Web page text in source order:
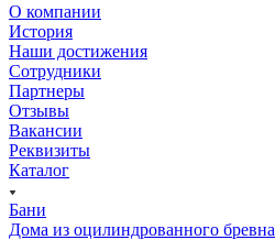
О компании
История
Наши достижения
Сотрудники
Партнеры
Отзывы
Вакансии
Реквизиты
Каталог
Бани
Дома из оцилиндрованного бревна